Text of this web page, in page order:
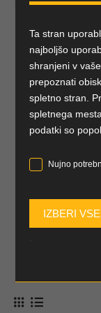
cepljenje lesa
hiše ali v
V naši ponudbi
za veje, vrtne
omogočajo
natančno
motorne žage
Če se
dela in
kot je
ročaji
Škarje za veje
Ta stran
najboljšo
shranjeni v
prepoznati
spletno stran.
spletnega
podatki so
Nujno